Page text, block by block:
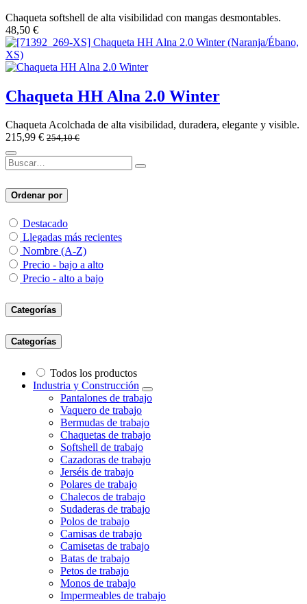
Chaqueta softshell de alta visibilidad con mangas desmontables.
48,50 €
Chaqueta HH Alna 2.0 Winter
Chaqueta Acolchada de alta visibilidad, duradera, elegante y visible.
215,99 € 254,10€
Ordenar por
Destacado
Llegadas más recientes
Nombre (A-Z)
Precio - bajo a alto
Precio - alto a bajo
Categorías
Categorías
Todos los productos
Industria y Construcción
Pantalones de trabajo
Vaquero de trabajo
Bermudas de trabajo
Chaquetas de trabajo
Softshell de trabajo
Cazadoras de trabajo
Jerséis de trabajo
Polares de trabajo
Chalecos de trabajo
Sudaderas de trabajo
Polos de trabajo
Camisas de trabajo
Camisetas de trabajo
Batas de trabajo
Petos de trabajo
Monos de trabajo
Impermeables de trabajo